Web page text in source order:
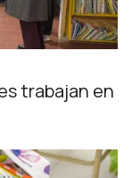
trabajan en